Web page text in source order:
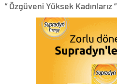
” Özgüveni Yüksek Kadınlarız ”